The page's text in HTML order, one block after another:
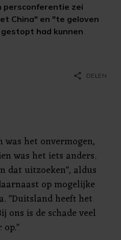
persconferentie zei
China" en "te geloven
had kunnen
share DELEN
was het onvermogen,
was het iets anders.
dat uitzoeken", aldus
op mogelijke
"Duitsland heeft het
ons is de schade veel